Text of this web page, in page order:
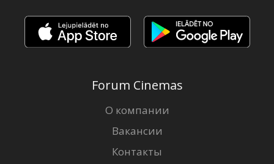
Forum Cinemas
О компании
Вакансии
Контакты